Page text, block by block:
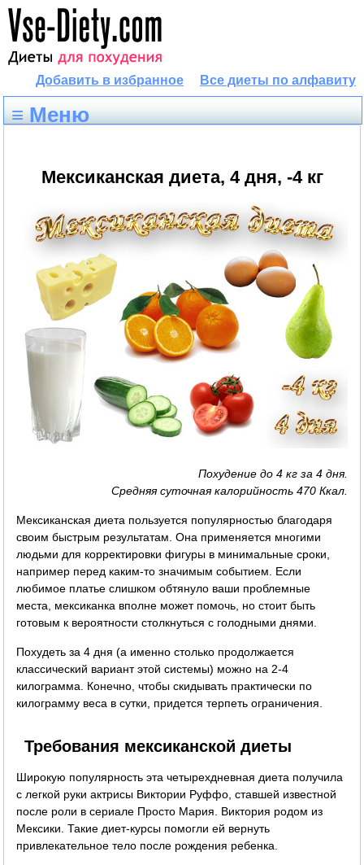
Все диеты по алфавиту
Добавить в избранное
≡ Меню
Мексиканская диета, 4 дня, -4 кг
Похудение до 4 кг за 4 дня.
Средняя суточная калорийность 470 Ккал.
Мексиканская диета пользуется популярностью благодаря
своим быстрым результатам. Она применяется многими
людьми для корректировки фигуры в минимальные сроки,
например перед каким-то значимым событием. Если
любимое платье слишком обтянуло ваши проблемные
места, мексиканка вполне может помочь, но стоит быть
готовым к вероятности столкнуться с голодными днями.
Похудеть за 4 дня (а именно столько продолжается
классический вариант этой системы) можно на 2-4
килограмма. Конечно, чтобы скидывать практически по
килограмму веса в сутки, придется терпеть ограничения.
Требования мексиканской диеты
Широкую популярность эта четырехдневная диета получила
с легкой руки актрисы Виктории Руффо, ставшей известной
после роли в сериале Просто Мария. Виктория родом из
Мексики. Такие диет-курсы помогли ей вернуть
привлекательное тело после рождения ребенка.